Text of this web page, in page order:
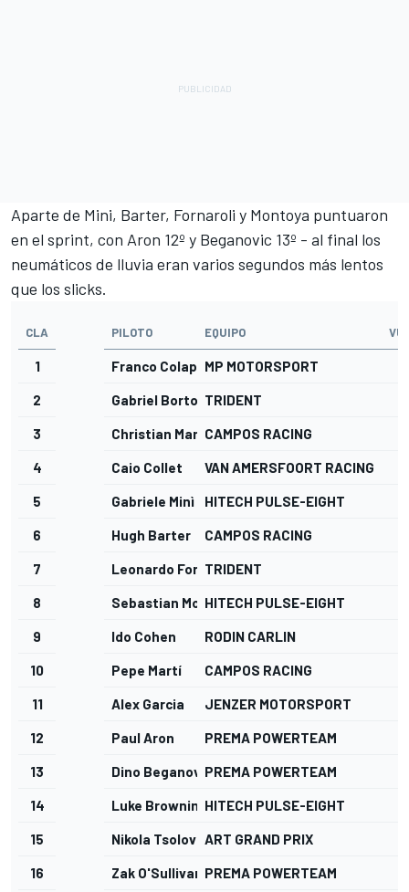
Aparte de Mini, Barter, Fornaroli y Montoya puntuaron
en el sprint, con Aron 12º y Beganovic 13º - al final los
neumáticos de lluvia eran varios segundos más lentos
que los slicks.
CLA PILOTO EQUIPO
1 Franco ColapintoMP MOTORSPORT
2 Gabriel BortoletoTRIDENT
3 Christian MansellCAMPOS RACING
4 Caio Collet VAN AMERSFOORT RACING
5 Gabriele Minì HITECH PULSE-EIGHT
6 Hugh Barter CAMPOS RACING
7 Leonardo FornaroliTRIDENT
8 Sebastian MontoyaHITECH PULSE-EIGHT
9 Ido Cohen RODIN CARLIN
10 Pepe Martí CAMPOS RACING
11 Alex Garcia JENZER MOTORSPORT
12 Paul Aron PREMA POWERTEAM
13 Dino BeganovicPREMA POWERTEAM
14 Luke BrowningHITECH PULSE-EIGHT
15 Nikola Tsolov ART GRAND PRIX
16 Zak O'Sullivan PREMA POWERTEAM